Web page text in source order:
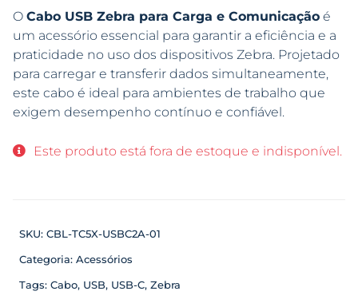
O Cabo USB Zebra para Carga e Comunicação é
um acessório essencial para garantir a eficiência e a
praticidade no uso dos dispositivos Zebra. Projetado
para carregar e transferir dados simultaneamente,
este cabo é ideal para ambientes de trabalho que
exigem desempenho contínuo e confiável.
Este produto está fora de estoque e indisponível.
SKU: CBL-TC5X-USBC2A-01
Categoria: Acessórios
Tags: Cabo, USB, USB-C, Zebra